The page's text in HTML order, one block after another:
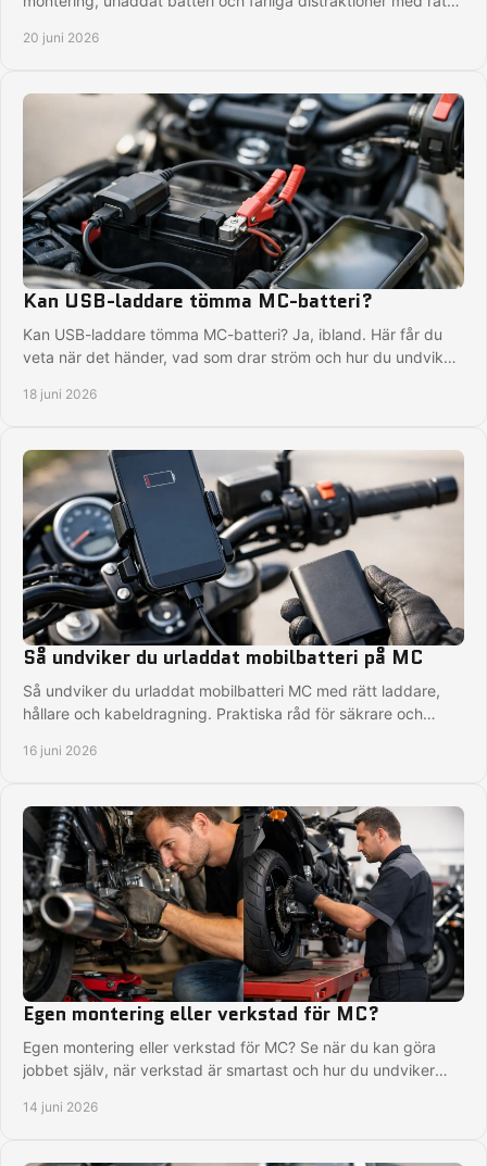
20 juni 2026
Kan USB-laddare tömma MC-batteri?
Kan USB-laddare tömma MC-batteri? Ja, ibland. Här får du
veta när det händer, vad som drar ström och hur du undviker
18 juni 2026
Så undviker du urladdat mobilbatteri på MC
Så undviker du urladdat mobilbatteri MC med rätt laddare,
hållare och kabeldragning. Praktiska råd för säkrare och
16 juni 2026
Egen montering eller verkstad för MC?
Egen montering eller verkstad för MC? Se när du kan göra
jobbet själv, när verkstad är smartast och hur du undviker
14 juni 2026